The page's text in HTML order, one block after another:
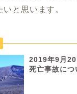
と思います。
2019年9月20
死亡事故につ